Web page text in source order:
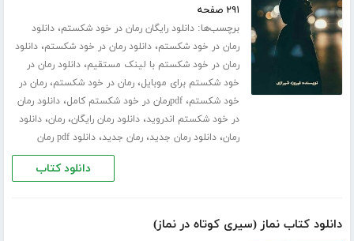
۲۹۱ صفحه
برچسب‌ها:دانلود رایگان رمان در خود شکستم،دانلود
رمان در خود شکستم،دانلود رمان در خود شکستم،دانلود
رمان در خود شکستم با لینک مستقیم،دانلود رمان در
خود شکستم برای موبایل،رمان در خود شکستم،رمان در
خود شکستم،pdfرمان در خود شکستم کامل ،دانلود رمان
در خود شکستم اندروید،دانلود رمان رایگان،رمان،دانلود
رمان،دانلود رمان جدید،رمان جدید،دانلود pdf رمان
دانلود کتاب
دانلود کتاب نماز (سیری کوتاه در نماز)